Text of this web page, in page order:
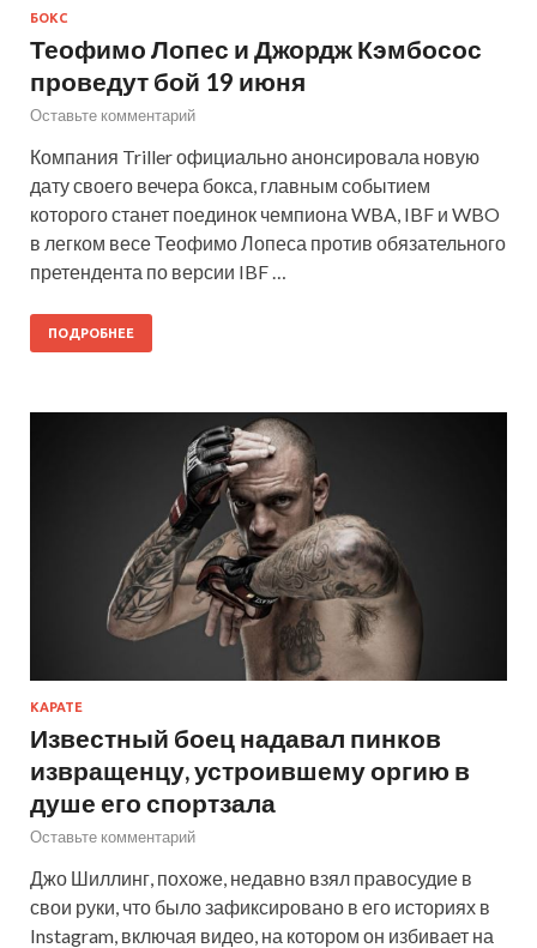
БОКС
Теофимо Лопес и Джордж Кэмбосос
проведут бой 19 июня
Оставьте комментарий
Компания Triller официально анонсировала новую
дату своего вечера бокса, главным событием
которого станет поединок чемпиона WBA, IBF и WBO
в легком весе Теофимо Лопеса против обязательного
претендента по версии IBF …
ПОДРОБНЕЕ
КАРАТЕ
Известный боец надавал пинков
извращенцу, устроившему оргию в
душе его спортзала
Оставьте комментарий
Джо Шиллинг, похоже, недавно взял правосудие в
свои руки, что было зафиксировано в его историях в
Instagram, включая видео, на котором он избивает на